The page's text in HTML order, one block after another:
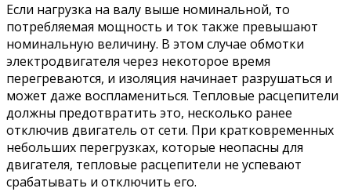
Если нагрузка на валу выше номинальной, то
потребляемая мощность и ток также превышают
номинальную величину. В этом случае обмотки
электродвигателя через некоторое время
перегреваются, и изоляция начинает разрушаться и
может даже воспламениться. Тепловые расцепители
должны предотвратить это, несколько ранее
отключив двигатель от сети. При кратковременных
небольших перегрузках, которые неопасны для
двигателя, тепловые расцепители не успевают
срабатывать и отключить его.